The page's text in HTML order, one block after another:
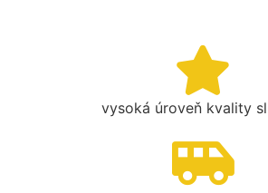
vysoká úroveň kvality